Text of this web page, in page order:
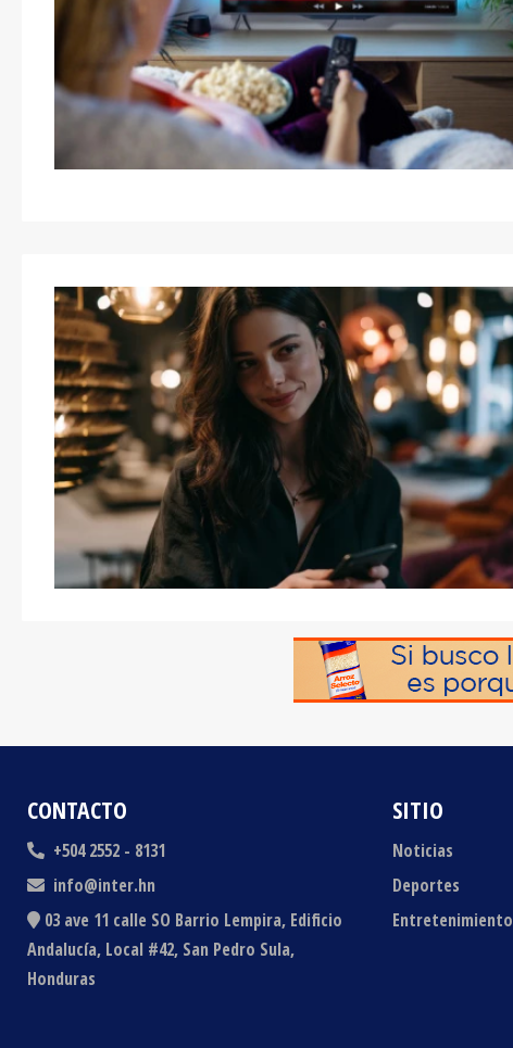
CONTACTO
+504 2552 - 8131
info@inter.hn
03 ave 11 calle SO Barrio Lempira, Edificio
Andalucía, Local #42, San Pedro Sula,
Honduras
SITIO
Noticias
Deportes
Entretenimiento